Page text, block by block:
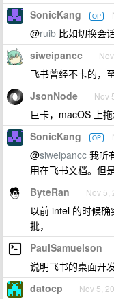
SonicKang OP
@ruib 比如切换会
siweipancc
飞书曾经不卡的，
JsonNode Nov
巨卡，macOS 上
SonicKang OP
@siweipancc 我听
用在飞书文档。但
ByteRan Nov 5,
以前 intel 的时候
批，
PaulSamuelson
说明飞书的桌面开
datocp Nov 5,